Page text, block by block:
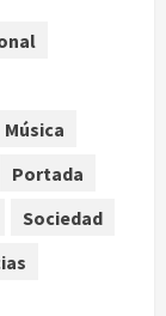
Música
Portada
Sociedad